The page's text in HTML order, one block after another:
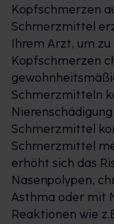
Kopfschmerzen
Schmerzmittel
Ihrem Arzt, um
Kopfschmerzen
Schmerzmitteln
Schmerzmittel
Schmerzmittel
erhöht sich das
Nasenpolypen,
Asthma oder mit
Reaktionen wie